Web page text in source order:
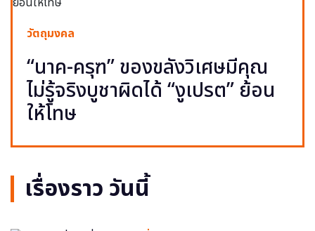
วัตถุมงคล
“นาค-ครุฑ” ของขลังวิเศษมีคุณ
ไม่รู้จริงบูชาผิดได้ “งูเปรต” ย้อน
ให้โทษ
เรื่องราว วันนี้